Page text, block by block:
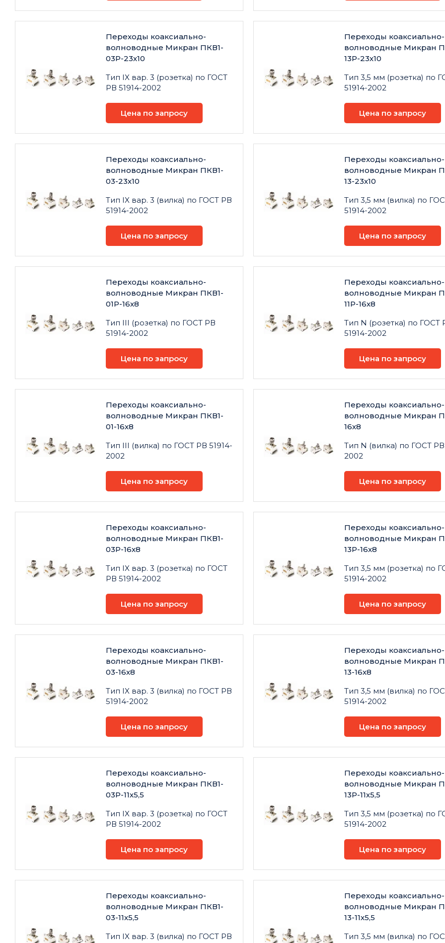
Переходы коаксиально-
волноводные Микран ПКВ1-
03Р-23х10
Тип IX вар. 3 (розетка) по ГОСТ
РВ 51914-2002
Цена по запросу
Переходы коаксиально-
волноводные Микран
13Р-23х10
Тип 3,5 мм (розетка) по
51914-2002
Цена по запросу
Переходы коаксиально-
волноводные Микран ПКВ1-
03-23х10
Тип IX вар. 3 (вилка) по ГОСТ РВ
51914-2002
Цена по запросу
Переходы коаксиально-
волноводные Микран
13-23х10
Тип 3,5 мм (вилка) по
51914-2002
Цена по запросу
Переходы коаксиально-
волноводные Микран ПКВ1-
01Р-16х8
Тип III (розетка) по ГОСТ РВ
51914-2002
Цена по запросу
Переходы коаксиально-
волноводные Микран
11Р-16х8
Тип N (розетка) по ГОСТ
51914-2002
Цена по запросу
Переходы коаксиально-
волноводные Микран ПКВ1-
01-16х8
Тип III (вилка) по ГОСТ РВ 51914-
2002
Цена по запросу
Переходы коаксиально-
волноводные Микран
16х8
Тип N (вилка) по ГОСТ РВ
2002
Цена по запросу
Переходы коаксиально-
волноводные Микран ПКВ1-
03Р-16х8
Тип IX вар. 3 (розетка) по ГОСТ
РВ 51914-2002
Цена по запросу
Переходы коаксиально-
волноводные Микран
13Р-16х8
Тип 3,5 мм (розетка) по
51914-2002
Цена по запросу
Переходы коаксиально-
волноводные Микран ПКВ1-
03-16х8
Тип IX вар. 3 (вилка) по ГОСТ РВ
51914-2002
Цена по запросу
Переходы коаксиально-
волноводные Микран
13-16х8
Тип 3,5 мм (вилка) по
51914-2002
Цена по запросу
Переходы коаксиально-
волноводные Микран ПКВ1-
03Р-11х5,5
Тип IX вар. 3 (розетка) по ГОСТ
РВ 51914-2002
Цена по запросу
Переходы коаксиально-
волноводные Микран
13Р-11х5,5
Тип 3,5 мм (розетка) по
51914-2002
Цена по запросу
Переходы коаксиально-
волноводные Микран ПКВ1-
03-11х5,5
Тип IX вар. 3 (вилка) по ГОСТ РВ
Переходы коаксиально-
волноводные Микран
13-11х5,5
Тип 3,5 мм (вилка) по